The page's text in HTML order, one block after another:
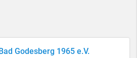
Godesberg 1965 e.V.